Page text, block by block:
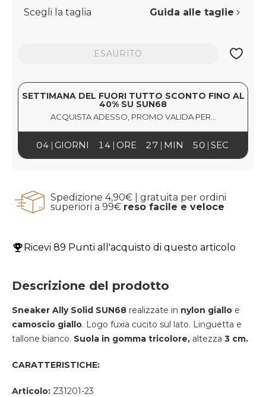
Scegli la taglia Guida alle taglie
ESAURITO
SETTIMANA DEL FUORI TUTTO SCONTO FINO AL
40% SU SUN68
ACQUISTA ADESSO, PROMO VALIDA PER...
04 14 27 49
GIORNI ORE MIN SEC
Spedizione 4,90€ | gratuita per ordini
superiori a 99€ reso facile e veloce
Ricevi 89 Punti all'acquisto di questo articolo
Descrizione del prodotto
Sneaker Ally Solid SUN68 realizzate in nylon giallo e
camoscio giallo. Logo fuxia cucito sul lato. Linguetta e
tallone bianco. Suola in gomma tricolore, altezza 3 cm.
CARATTERISTICHE:
Articolo: Z31201-23